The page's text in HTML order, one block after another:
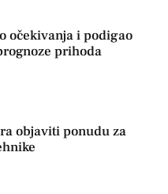
očekivanja i podigao
prihoda
objaviti ponudu za